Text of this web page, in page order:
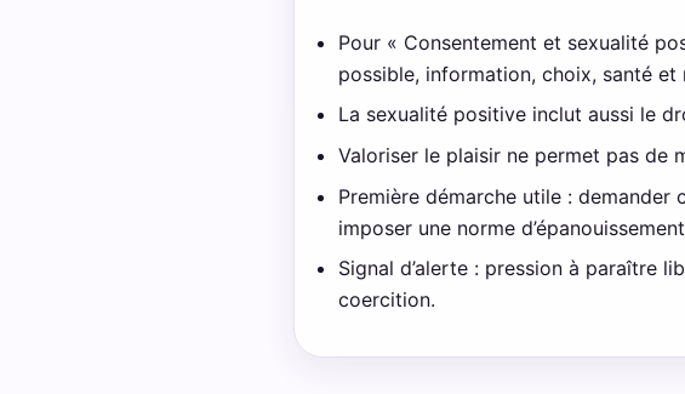
Pour « Consentement et sexualité
possible, information, choix, santé
La sexualité positive inclut aussi le
Valoriser le plaisir ne permet pas de
Première démarche utile :
imposer une norme
Signal d’alerte : pression à paraître
coercition.